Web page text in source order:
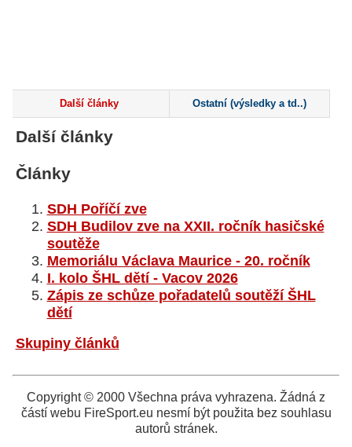
Další články Ostatní (výsledky a td..)
Další články
Články
SDH Poříčí zve
SDH Budilov zve na XXII. ročník hasičské
soutěže
Memoriálu Václava Maurice - 20. ročník
I. kolo ŠHL dětí - Vacov 2026
Zápis ze schůze pořadatelů soutěží ŠHL
dětí
Skupiny článků
Copyright © 2000 Všechna práva vyhrazena. Žádná z
částí webu FireSport.eu nesmí být použita bez souhlasu
autorů stránek.